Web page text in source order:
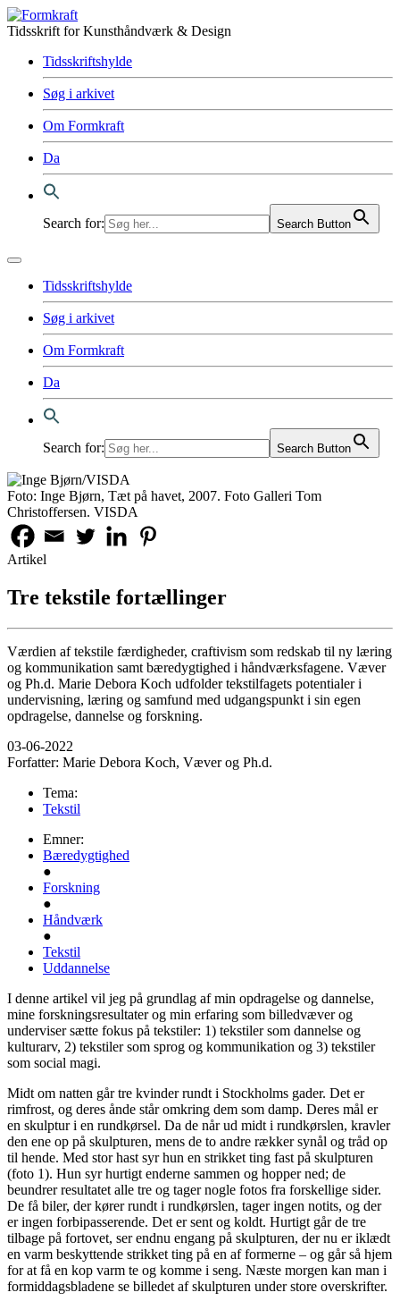
Tidsskrift for Kunsthåndværk & Design
Tidsskriftshylde
Søg i arkivet
Om Formkraft
Da
Search for: Search Button
Tidsskriftshylde
Søg i arkivet
Om Formkraft
Da
Search for: Search Button
Foto: Inge Bjørn, Tæt på havet, 2007. Foto Galleri Tom
Christoffersen. VISDA
Artikel
Tre tekstile fortællinger
Værdien af tekstile færdigheder, craftivism som redskab til ny læring
og kommunikation samt bæredygtighed i håndværksfagene. Væver
og Ph.d. Marie Debora Koch udfolder tekstilfagets potentialer i
undervisning, læring og samfund med udgangspunkt i sin egen
opdragelse, dannelse og forskning.
03-06-2022
Forfatter: Marie Debora Koch, Væver og Ph.d.
Tema:
Tekstil
Emner:
Bæredygtighed
●
Forskning
●
Håndværk
●
Tekstil
Uddannelse
I denne artikel vil jeg på grundlag af min opdragelse og dannelse,
mine forskningsresultater og min erfaring som billedvæver og
underviser sætte fokus på tekstiler: 1) tekstiler som dannelse og
kulturarv, 2) tekstiler som sprog og kommunikation og 3) tekstiler
som social magi.
Midt om natten går tre kvinder rundt i Stockholms gader. Det er
rimfrost, og deres ånde står omkring dem som damp. Deres mål er
en skulptur i en rundkørsel. Da de når ud midt i rundkørslen, kravler
den ene op på skulpturen, mens de to andre rækker synål og tråd op
til hende. Med stor hast syr hun en strikket ting fast på skulpturen
(foto 1). Hun syr hurtigt enderne sammen og hopper ned; de
beundrer resultatet alle tre og tager nogle fotos fra forskellige sider.
De få biler, der kører rundt i rundkørslen, tager ingen notits, og der
er ingen forbipasserende. Det er sent og koldt. Hurtigt går de tre
tilbage på fortovet, ser endnu engang på skulpturen, der nu er iklædt
en varm beskyttende strikket ting på en af formerne – og går så hjem
for at få en kop varm te og komme i seng. Næste morgen kan man i
formiddagsbladene se billedet af skulpturen under store overskrifter.